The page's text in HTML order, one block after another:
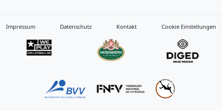
Impressum Datenschutz Kontakt Cookie Einstellungen